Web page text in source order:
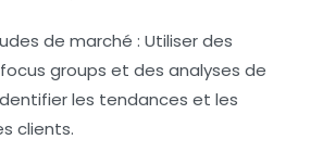
de marché : Utiliser des
groups et des analyses de
les tendances et les
clients.